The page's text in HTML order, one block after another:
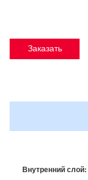
Заказать
Внутренний слой: